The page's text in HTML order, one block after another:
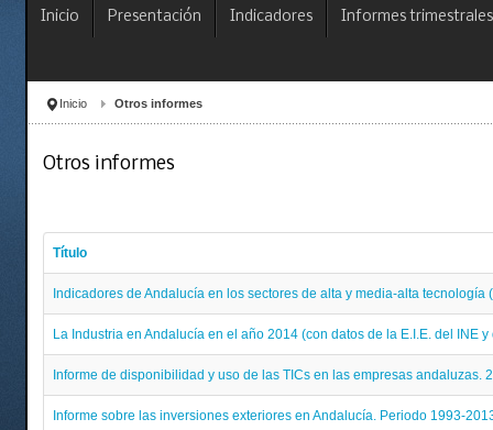
Inicio Presentación Indicadores Informes trimestrales
Inicio Otros informes
Otros informes
Título
Indicadores de Andalucía en los sectores de alta y media-alta tecnología
La Industria en Andalucía en el año 2014 (con datos de la E.I.E. del INE y
Informe de disponibilidad y uso de las TICs en las empresas andaluzas.
Informe sobre las inversiones exteriores en Andalucía. Periodo 1993-